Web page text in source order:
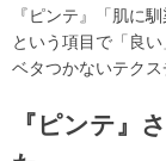
『ピンテ』「肌に馴
という項目で「良
ベタつかないテクス
『ピンテ』